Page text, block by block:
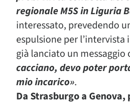
regionale M5S in Liguria
interessato, prevedendo
espulsione per
già lanciato un messaggio
cacciano, devo poter
mio incarico».
Da Strasburgo a Genova,